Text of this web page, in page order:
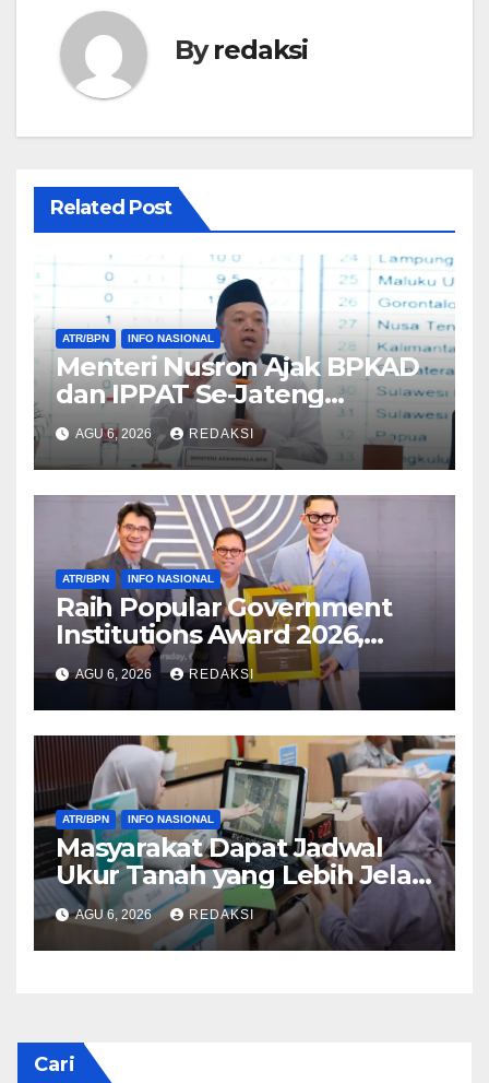
Byredaksi
Related Post
ATR/BPN INFO NASIONAL
Menteri Nusron Ajak BPKAD
dan IPPAT Se-Jateng
Perkuat Sinergi Wujudkan
Transformasi Layanan
Pertanahan
AGU 6, 2026 REDAKSI
ATR/BPN INFO NASIONAL
Raih Popular Government
Institutions Award 2026,
Kinerja Komunikasi Publik
Kementerian ATR/BPN
Kembali Diakui
AGU 6, 2026 REDAKSI
ATR/BPN INFO NASIONAL
Masyarakat Dapat Jadwal
Ukur Tanah yang Lebih Jelas
Berkat Layanan Pengukuran
Terjadwal
AGU 6, 2026 REDAKSI
Cari